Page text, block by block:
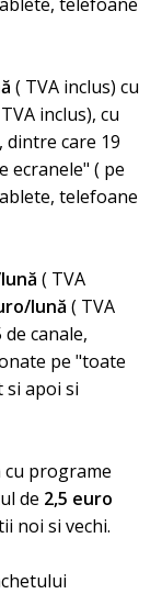
( TVA inclus) cu
inclus), cu
dintre care 19
ecranele" ( pe
telefoane
( TVA
/lună ( TVA
canale,
pe "toate
si apoi si
cu programe
de 2,5 euro
noi si vechi.